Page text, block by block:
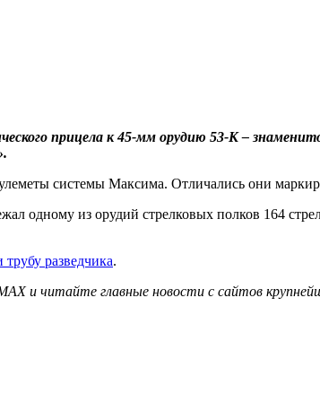
прицела к 45-мм орудию 53-К –
системы Максима. Отличались они
одному из орудий стрелковых полков 164
разведчика.
и читайте главные новости с сайтов